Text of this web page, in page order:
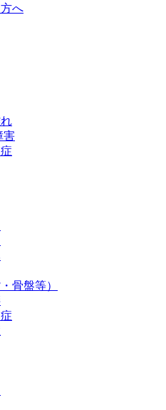
へ
害
骨盤等）